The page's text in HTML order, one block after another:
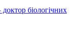
біологічних